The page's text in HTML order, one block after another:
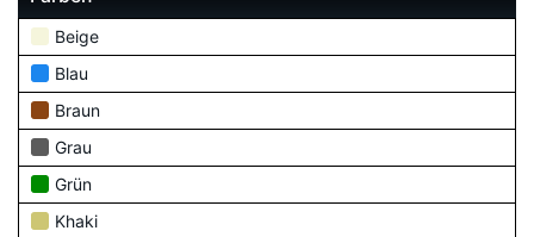
Beige
Blau
Braun
Grau
Grün
Khaki